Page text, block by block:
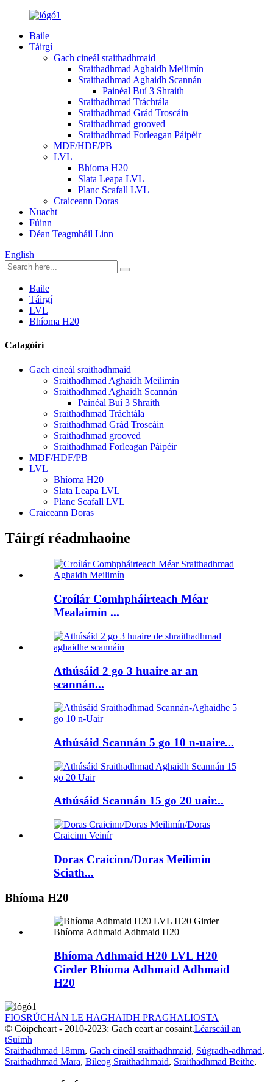
Baile
Táirgí
Gach cineál sraithadhmaid
Sraithadhmad Aghaidh Meilimín
Sraithadhmad Aghaidh Scannán
Painéal Buí 3 Shraith
Sraithadhmad Tráchtála
Sraithadhmad Grád Troscáin
Sraithadhmad grooved
Sraithadhmad Forleagan Páipéir
MDF/HDF/PB
LVL
Bhíoma H20
Slata Leapa LVL
Planc Scafall LVL
Craiceann Doras
Nuacht
Fúinn
Déan Teagmháil Linn
English
Baile
Táirgí
LVL
Bhíoma H20
Catagóirí
Gach cineál sraithadhmaid
Sraithadhmad Aghaidh Meilimín
Sraithadhmad Aghaidh Scannán
Painéal Buí 3 Shraith
Sraithadhmad Tráchtála
Sraithadhmad Grád Troscáin
Sraithadhmad grooved
Sraithadhmad Forleagan Páipéir
MDF/HDF/PB
LVL
Bhíoma H20
Slata Leapa LVL
Planc Scafall LVL
Craiceann Doras
Táirgí réadmhaoine
Croílár Comhpháirteach Méar
Mealaimín ...
Athúsáid 2 go 3 huaire ar an
scannán...
Athúsáid Scannán 5 go 10 n-uaire...
Athúsáid Scannán 15 go 20 uair...
Doras Craicinn/Doras Meilimín
Sciath...
Bhíoma H20
Bhíoma Adhmaid H20 LVL H20
Girder Bhíoma Adhmaid Adhmaid
H20
FIOSRÚCHÁN LE HAGHAIDH PRAGHALIOSTA
© Cóipcheart - 2010-2023: Gach ceart ar cosaint.Léarscáil an
tSuímh
Sraithadhmad 18mm, Gach cineál sraithadhmaid, Súgradh-adhmad,
Sraithadhmad Mara, Bileog Sraithadhmaid, Sraithadhmad Beithe,